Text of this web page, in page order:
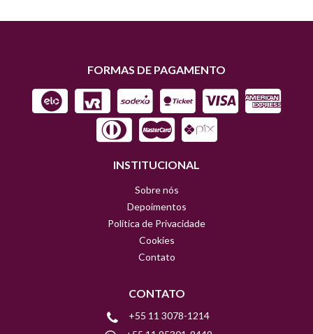
FORMAS DE PAGAMENTO
INSTITUCIONAL
Sobre nós
Depoimentos
Política de Privacidade
Cookies
Contato
CONTATO
+55 11 3078-1214